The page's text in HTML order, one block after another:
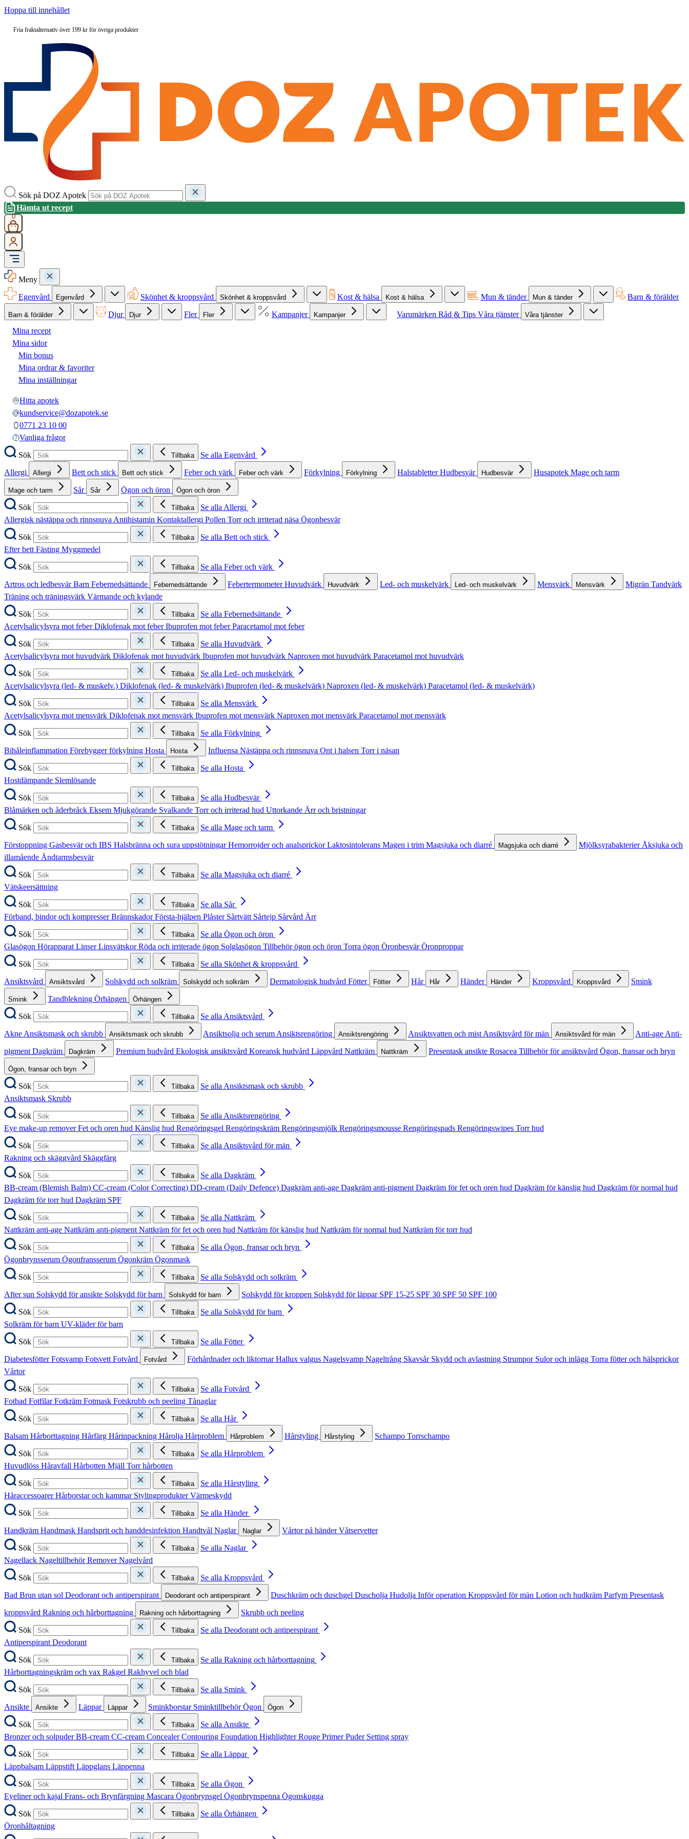
Hoppa till innehållet
Fria fraktalternativ över 199 kr för övriga produkter
Sök på DOZ Apotek
Hämta ut recept
0
Meny
Egenvård
Egenvård Skönhet & kroppsvård Skönhet & kroppsvård Kost & hälsa Kost & hälsa Mun & tänder Mun & tänder Barn & förälder
Barn & förälder Djur Djur Fler Fler Kampanjer Kampanjer Varumärken Råd & Tips Våra tjänster Våra tjänster
Mina recept
Mina sidor
Min bonus
Mina ordrar & favoriter
Mina inställningar
Hitta apotek
kundservice@dozapotek.se
0771 23 10 00
Vanliga frågor
Sök
Tillbaka
Se alla Egenvård
Allergi
Allergi Bett och stick Bett och stick Feber och värk Feber och värk Förkylning Förkylning HalstabletterHudbesvär Hudbesvär Husapotek Mage och tarm
Mage och tarm Sår Sår Ögon och öron Ögon och öron
Sök Tillbaka
Se alla Allergi
Allergisk nästäppa och rinnsnuva Antihistamin Kontaktallergi Pollen Torr och irriterad näsa Ögonbesvär
Sök
Tillbaka
Se alla Bett och stick
Efter bett Fästing Myggmedel
Sök
Tillbaka
Se alla Feber och värk
Artros och ledbesvärBarn Febernedsättande Febernedsättande FebertermometerHuvudvärk Huvudvärk Led- och muskelvärk Led- och muskelvärk Mensvärk Mensvärk Migrän Tandvärk
Träning och träningsvärk Värmande och kylande
Sök
Tillbaka
Se alla Febernedsättande
Acetylsalicylsyra mot feberDiklofenak mot feberIbuprofen mot feberParacetamol mot feber
Sök
Tillbaka
Se alla Huvudvärk
Acetylsalicylsyra mot huvudvärk Diklofenak mot huvudvärk Ibuprofen mot huvudvärk Naproxen mot huvudvärk Paracetamol mot huvudvärk
Sök
Tillbaka
Se alla Led- och muskelvärk
Acetylsalicylsyra (led- & muskelv.) Diklofenak (led- & muskelvärk) Ibuprofen (led- & muskelvärk) Naproxen (led- & muskelvärk) Paracetamol (led- & muskelvärk)
Sök
Tillbaka
Se alla Mensvärk
Acetylsalicylsyra mot mensvärk Diklofenak mot mensvärk Ibuprofen mot mensvärk Naproxen mot mensvärk Paracetamol mot mensvärk
Sök
Tillbaka
Se alla Förkylning
Bihåleinflammation Förebygger förkylning Hosta Hosta Influensa Nästäppa och rinnsnuva Ont i halsen Torr i näsan
Sök
Tillbaka
Se alla Hosta
Hostdämpande Slemlösande
Sök
Tillbaka
Se alla Hudbesvär
Blåmärken och åderbråck Eksem Mjukgörande Svalkande Torr och irriterad hud Uttorkande Ärr och bristningar
Sök
Tillbaka
Se alla Mage och tarm
Förstoppning Gasbesvär och IBS Halsbränna och sura uppstötningarHemorrojder och analsprickorLaktosintolerans Magen i trim Magsjuka och diarré Magsjuka och diarré Mjölksyrabakterier Åksjuka och
illamående Ändtarmsbesvär
Sök
Tillbaka
Se alla Magsjuka och diarré
Vätskeersättning
Sök
Tillbaka
Se alla Sår
Förband, bindor och kompresserBrännskadorFörsta-hjälpen Plåster Sårtvätt Sårtejp Sårvård Ärr
Sök
Tillbaka
Se alla Ögon och öron
Glasögon Hörapparat LinserLinsvätskorRöda och irriterade ögon Solglasögon Tillbehör ögon och öron Torra ögon ÖronbesvärÖronproppar
Sök
Tillbaka
Se alla Skönhet & kroppsvård
Ansiktsvård
Ansiktsvård Solskydd och solkräm Solskydd och solkräm Dermatologisk hudvård Fötter Fötter Hår Hår Händer Händer Kroppsvård Kroppsvård Smink
Smink Tandblekning Örhängen Örhängen
Sök Tillbaka
Se alla Ansiktsvård
Akne Ansiktsmask och skrubb Ansiktsmask och skrubb Ansiktsolja och serum Ansiktsrengöring Ansiktsrengöring Ansiktsvatten och mist Ansiktsvård för män Ansiktsvård för män Anti-age Anti-
pigment Dagkräm Dagkräm Premium hudvård Ekologisk ansiktsvård Koreansk hudvård Läppvård Nattkräm Nattkräm Presentask ansikte Rosacea Tillbehör för ansiktsvård Ögon, fransar och bryn
Ögon, fransar och bryn
Sök Tillbaka
Se alla Ansiktsmask och skrubb
Ansiktsmask Skrubb
Sök
Tillbaka
Se alla Ansiktsrengöring
Eye make-up removerFet och oren hud Känslig hud Rengöringsgel Rengöringskräm Rengöringsmjölk Rengöringsmousse Rengöringspads Rengöringswipes Torr hud
Sök
Tillbaka
Se alla Ansiktsvård för män
Rakning och skäggvård Skäggfärg
Sök
Tillbaka
Se alla Dagkräm
BB-cream (Blemish Balm) CC-cream (Color Correcting) DD-cream (Daily Defence) Dagkräm anti-age Dagkräm anti-pigment Dagkräm för fet och oren hud Dagkräm för känslig hud Dagkräm för normal hud
Dagkräm för torr hud Dagkräm SPF
Sök
Tillbaka
Se alla Nattkräm
Nattkräm anti-age Nattkräm anti-pigment Nattkräm för fet och oren hud Nattkräm för känslig hud Nattkräm för normal hud Nattkräm för torr hud
Sök
Tillbaka
Se alla Ögon, fransar och bryn
Ögonbrynsserum Ögonfransserum Ögonkräm Ögonmask
Sök
Tillbaka
Se alla Solskydd och solkräm
After sun Solskydd för ansikte Solskydd för barn Solskydd för barn Solskydd för kroppen Solskydd för läppar SPF 15-25 SPF 30 SPF 50 SPF 100
Sök
Tillbaka
Se alla Solskydd för barn
Solkräm för barn UV-kläder för barn
Sök
Tillbaka
Se alla Fötter
DiabetesfötterFotsvamp Fotsvett Fotvård Fotvård Förhårdnader och liktornarHallux valgus Nagelsvamp Nageltrång Skavsår Skydd och avlastning Strumpor Sulor och inlägg Torra fötter och hälsprickor
Vårtor
Sök
Tillbaka
Se alla Fotvård
Fotbad FotfilarFotkräm Fotmask Fotskrubb och peeling Tånaglar
Sök
Tillbaka
Se alla Hår
Balsam Hårborttagning Hårfärg Hårinpackning Hårolja Hårproblem Hårproblem Hårstyling Hårstyling Schampo Torrschampo
Sök
Tillbaka
Se alla Hårproblem
Huvudlöss Håravfall Hårbotten Mjäll Torr hårbotten
Sök
Tillbaka
Se alla Hårstyling
HåraccessoarerHårborstar och kammar StylingprodukterVärmeskydd
Sök
Tillbaka
Se alla Händer
Handkräm Handmask Handsprit och handdesinfektion Handtvål Naglar Naglar Vårtor på händerVåtservetter
Sök
Tillbaka
Se alla Naglar
Nagellack NageltillbehörRemoverNagelvård
Sök
Tillbaka
Se alla Kroppsvård
Bad Brun utan sol Deodorant och antiperspirant Deodorant och antiperspirant Duschkräm och duschgel Duscholja Hudolja Inför operation Kroppsvård för män Lotion och hudkräm Parfym Presentask
kroppsvård Rakning och hårborttagning Rakning och hårborttagning
Skrubb och peeling
Sök
Tillbaka
Se alla Deodorant och antiperspirant
Antiperspirant Deodorant
Sök
Tillbaka
Se alla Rakning och hårborttagning
Hårborttagningskräm och vax Rakgel Rakhyvel och blad
Sök
Tillbaka
Se alla Smink
Ansikte
Ansikte Läppar Läppar Sminkborstar SminktillbehörÖgon Ögon
Sök Tillbaka
Se alla Ansikte
Bronzer och solpuderBB-cream CC-cream ConcealerContouring Foundation HighlighterRouge PrimerPuder Setting spray
Sök
Tillbaka
Se alla Läppar
Läppbalsam Läppstift Läppglans Läppenna
Sök
Tillbaka
Se alla Ögon
Eyeliner och kajal Frans- och Brynfärgning Mascara Ögonbrynsgel Ögonbrynspenna Ögonskugga
Sök
Tillbaka
Se alla Örhängen
Öronhåltagning